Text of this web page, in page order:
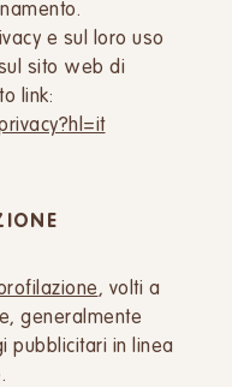
e sul loro uso
sito web di
link:
, volti a
generalmente
pubblicitari in linea